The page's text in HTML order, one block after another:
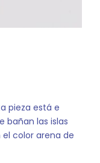
pieza está e
bañan las islas
color arena de